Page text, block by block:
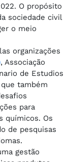
O propósito
sociedade civil
o meio
organizações
, Associação
de Estudios
que também
para
químicos. Os
de pesquisas
gestão